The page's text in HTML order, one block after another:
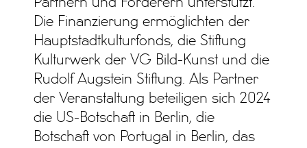
Die Finanzierung ermöglichten der
Hauptstadtkulturfonds, die Stiftung
Kulturwerk der VG Bild-Kunst und die
Rudolf Augstein Stiftung. Als Partner
der Veranstaltung beteiligen sich 2024
die US-Botschaft in Berlin, die
Botschaft von Portugal in Berlin, das